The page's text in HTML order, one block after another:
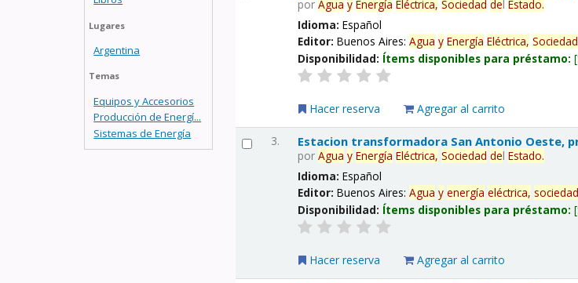
Lugares
Argentina
Temas
Equipos y Accesorios
Producción de Energí...
Sistemas de Energía
porAgua y Energía Eléctrica, Sociedad delEstado.
Idioma:Español
Editor:Buenos Aires:Agua y Energía Eléctrica, Sociedad
Disponibilidad: Ítems disponibles para préstamo:
Hacer reserva Agregar al carrito
3. Estacion transformadora San Antonio Oeste,
porAgua y Energía Eléctrica, Sociedad delEstado.
Idioma:Español
Editor:Buenos Aires:Agua y energía eléctrica, sociedad
Disponibilidad: Ítems disponibles para préstamo:
Hacer reserva Agregar al carrito